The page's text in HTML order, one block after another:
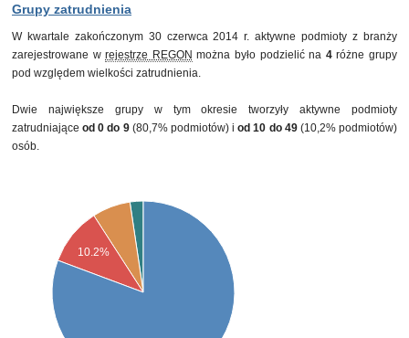
Grupy zatrudnienia
W kwartale zakończonym 30 czerwca 2014 r. aktywne podmioty z branży
zarejestrowane wrejestrze REGON można było podzielić na 4różne grupy
pod względem wielkości zatrudnienia.
Dwie największe grupy w tym okresie tworzyły aktywne podmioty
zatrudniająceod 0 do 9 (80,7% podmiotów) iod 10 do 49 (10,2% podmiotów)
osób.
10.2%